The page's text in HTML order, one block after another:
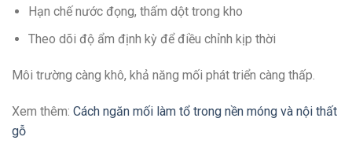
Hạn chế nước đọng, thấm dột trong kho
Theo dõi độ ẩm định kỳ để điều chỉnh kịp thời
Môi trường càng khô, khả năng mối phát triển càng thấp.
Xem thêm: Cách ngăn mối làm tổ trong nền móng và nội thất
gỗ